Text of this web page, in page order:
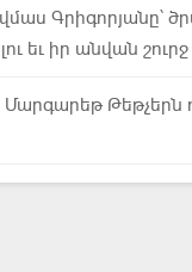
Գրիգորյանը՝
եւ իր անվան
Մարգարեթ